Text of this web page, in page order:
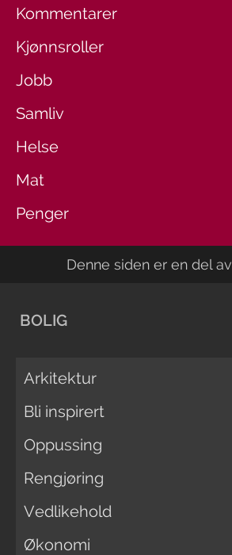
Kommentarer
Kjønnsroller
Jobb
Samliv
Helse
Mat
Penger
Denne siden er en del av
BOLIG
Arkitektur
Bli inspirert
Oppussing
Rengjøring
Vedlikehold
Økonomi